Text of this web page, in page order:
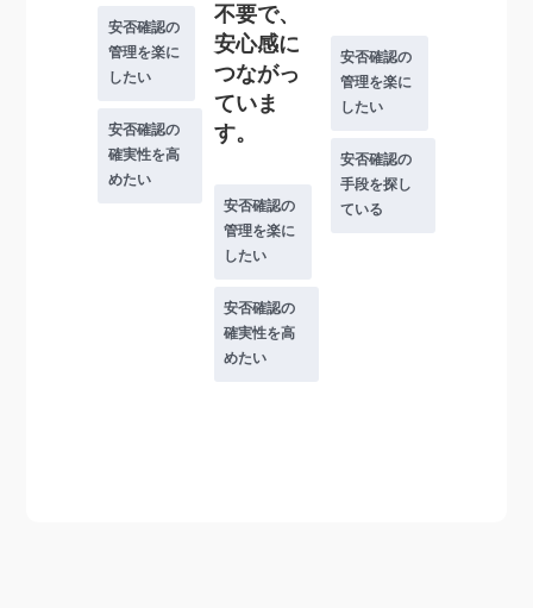
安否確認の
管理を楽に
したい
安否確認の
確実性を高
めたい
不要で、
安心感に
つながっ
ていま
す。
安否確認の
管理を楽に
したい
安否確認の
確実性を高
めたい
安否確認の
管理を楽に
したい
安否確認の
手段を探し
ている